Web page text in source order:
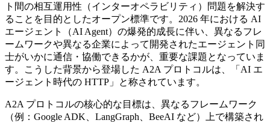
ト間の相互運用性（インターオペラビリティ）問題を解決す
ることを目的としたオープン標準です。2026 年における AI
エージェント（AI Agent）の爆発的成長に伴い、異なるフレ
ームワークや異なる企業によって開発されたエージェント同
士がいかに通信・協働できるかが、重要な課題となっていま
す。こうした背景から登場した A2A プロトコルは、「AI エ
ージェント時代の HTTP」と称されています。
A2A プロトコルの核心的な目標は、異なるフレームワーク
（例：Google ADK、LangGraph、BeeAI など）上で構築され